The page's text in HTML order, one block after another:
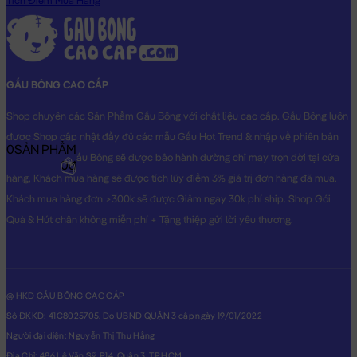
GẤU BÔNG CAO CẤP
Shop chuyên các Sản Phẩm Gấu Bông với chất liệu cao cấp. Gấu Bông luôn
được Shop cập nhật đầy đủ các mẫu Gấu Hot Trend & nhập về phiên bản
Original nhất. Gấu Bông sẽ được bảo hành đường chỉ may trọn đời tại cửa
hàng, Khách mua hàng sẽ được tích lũy điểm 3% giá trị đơn hàng đã mua.
Khách mua hàng đơn >300k sẽ được Giảm ngay 30k phí ship. Shop Gói
Quà & Hút chân không miễn phí + Tặng thiệp gửi lời yêu thương.
@ HKD GẤU BÔNG CAO CẤP
Số ĐKKD: 41C8025705. Do UBND QUẬN 3 cấp ngày 19/01/2022
Người đại diện: Nguyễn Thị Thu Hằng
0SẢN PHẨM
0₫